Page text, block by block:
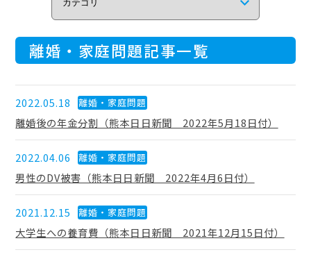
離婚・家庭問題記事一覧
2022.05.18 離婚・家庭問題
離婚後の年金分割（熊本日日新聞 2022年5月18日付）
2022.04.06 離婚・家庭問題
男性のDV被害（熊本日日新聞 2022年4月6日付）
2021.12.15 離婚・家庭問題
大学生への養育費（熊本日日新聞 2021年12月15日付）